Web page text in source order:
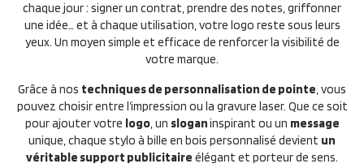
chaque jour : signer un contrat, prendre des notes, griffonner
une idée… et à chaque utilisation, votre logo reste sous leurs
yeux. Un moyen simple et efficace de renforcer la visibilité de
votre marque.
Grâce à nos techniques de personnalisation de pointe, vous
pouvez choisir entre l’impression ou la gravure laser. Que ce soit
pour ajouter votre logo, un sloganinspirant ou un message
unique, chaque stylo à bille en bois personnalisé devient un
véritable support publicitaire élégant et porteur de sens.